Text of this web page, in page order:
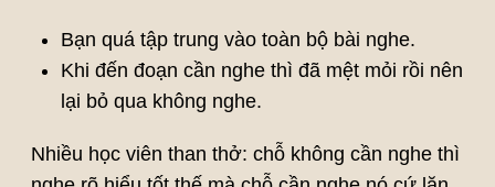
Bạn quá tập trung vào toàn bộ bài nghe.
Khi đến đoạn cần nghe thì đã mệt mỏi rồi nên
lại bỏ qua không nghe.
Nhiều học viên than thở: chỗ không cần nghe thì